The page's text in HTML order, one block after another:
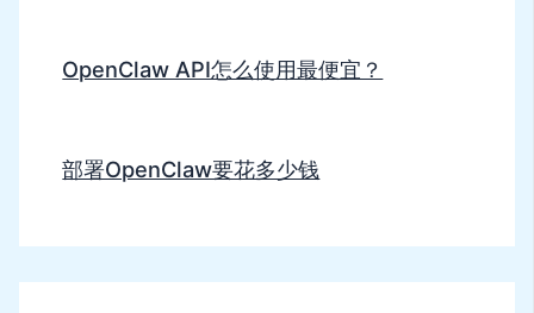
OpenClaw API怎么使用最便宜？
部署OpenClaw要花多少钱